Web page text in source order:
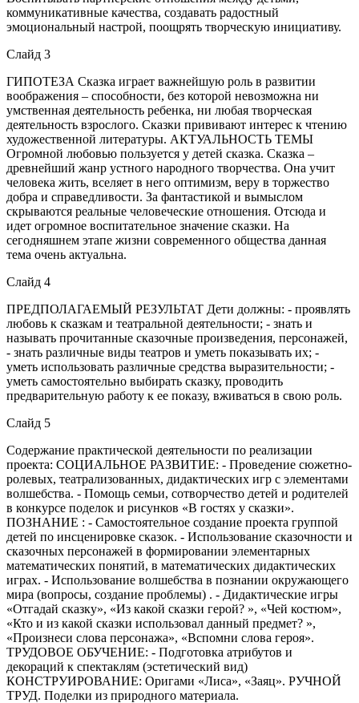
коммуникативные качества, создавать радостный
эмоциональный настрой, поощрять творческую инициативу.
Слайд 3
ГИПОТЕЗА Сказка играет важнейшую роль в развитии
воображения – способности, без которой невозможна ни
умственная деятельность ребенка, ни любая творческая
деятельность взрослого. Сказки прививают интерес к чтению
художественной литературы. АКТУАЛЬНОСТЬ ТЕМЫ
Огромной любовью пользуется у детей сказка. Сказка –
древнейший жанр устного народного творчества. Она учит
человека жить, вселяет в него оптимизм, веру в торжество
добра и справедливости. За фантастикой и вымыслом
скрываются реальные человеческие отношения. Отсюда и
идет огромное воспитательное значение сказки. На
сегодняшнем этапе жизни современного общества данная
тема очень актуальна.
Слайд 4
ПРЕДПОЛАГАЕМЫЙ РЕЗУЛЬТАТ Дети должны: - проявлять
любовь к сказкам и театральной деятельности; - знать и
называть прочитанные сказочные произведения, персонажей,
- знать различные виды театров и уметь показывать их; -
уметь использовать различные средства выразительности; -
уметь самостоятельно выбирать сказку, проводить
предварительную работу к ее показу, вживаться в свою роль.
Слайд 5
Содержание практической деятельности по реализации
проекта: СОЦИАЛЬНОЕ РАЗВИТИЕ: - Проведение сюжетно-
ролевых, театрализованных, дидактических игр с элементами
волшебства. - Помощь семьи, сотворчество детей и родителей
в конкурсе поделок и рисунков «В гостях у сказки».
ПОЗНАНИЕ : - Самостоятельное создание проекта группой
детей по инсценировке сказок. - Использование сказочности и
сказочных персонажей в формировании элементарных
математических понятий, в математических дидактических
играх. - Использование волшебства в познании окружающего
мира (вопросы, создание проблемы) . - Дидактические игры
«Отгадай сказку», «Из какой сказки герой? », «Чей костюм»,
«Кто и из какой сказки использовал данный предмет? »,
«Произнеси слова персонажа», «Вспомни слова героя».
ТРУДОВОЕ ОБУЧЕНИЕ: - Подготовка атрибутов и
декораций к спектаклям (эстетический вид)
КОНСТРУИРОВАНИЕ: Оригами «Лиса», «Заяц». РУЧНОЙ
ТРУД. Поделки из природного материала.